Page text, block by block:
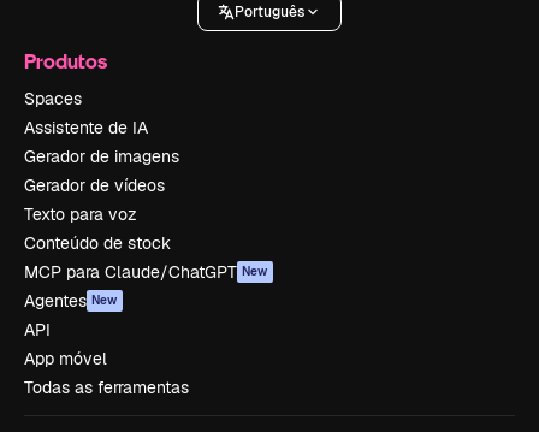
Português
Produtos
Spaces
Assistente de IA
Gerador de imagens
Gerador de vídeos
Texto para voz
Conteúdo de stock
MCP para Claude/ChatGPT New
Agentes New
API
App móvel
Todas as ferramentas